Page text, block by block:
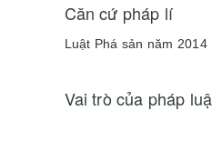
Căn cứ pháp lí
Luật Phá sản năm 2014
Vai trò của pháp